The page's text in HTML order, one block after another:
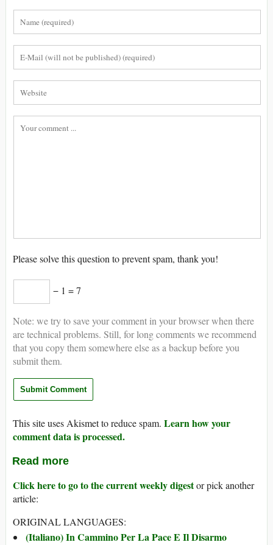
Please solve this question to prevent spam, thank you!
− 1 = 7
Note: we try to save your comment in your browser when there
are technical problems. Still, for long comments we recommend
that you copy them somewhere else as a backup before you
submit them.
This site uses Akismet to reduce spam. Learn how your
comment data is processed.
Read more
Click here to go to the current weekly digestor pick another
article:
ORIGINAL LANGUAGES:
(Italiano) In Cammino Per La Pace E Il Disarmo